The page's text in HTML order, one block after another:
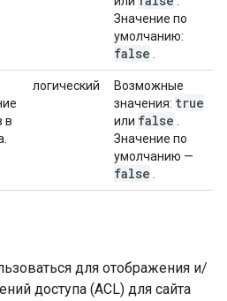
Значение по
умолчанию:
false
в
логический
Возможные
значения: true
или false
Значение по
умолчанию —
false
для отображения и/
доступа (ACL) для сайта